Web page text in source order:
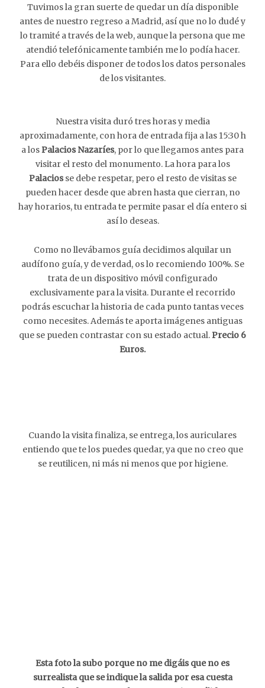
Tuvimos la gran suerte de quedar un día disponible
antes de nuestro regreso a Madrid, así que no lo dudé y
lo tramité a través de la web, aunque la persona que me
atendió telefónicamente también me lo podía hacer.
Para ello debéis disponer de todos los datos personales
de los visitantes.
Nuestra visita duró tres horas y media
aproximadamente, con hora de entrada fija a las 15:30 h
a losPalacios Nazaríes, por lo que llegamos antes para
visitar el resto del monumento. La hora para los
Palaciosse debe respetar, pero el resto de visitas se
pueden hacer desde que abren hasta que cierran, no
hay horarios, tu entrada te permite pasar el día entero si
así lo deseas.
Como no llevábamos guía decidimos alquilar un
audífono guía, y de verdad, os lo recomiendo 100%. Se
trata de un dispositivo móvil configurado
exclusivamente para la visita. Durante el recorrido
podrás escuchar la historia de cada punto tantas veces
como necesites. Además te aporta imágenes antiguas
que se pueden contrastar con su estado actual.Precio 6
Euros.
Cuando la visita finaliza, se entrega, los auriculares
entiendo que te los puedes quedar, ya que no creo que
se reutilicen, ni más ni menos que por higiene.
Esta foto la subo porque no me digáis que no es
surrealista que se indique la salida por esa cuesta